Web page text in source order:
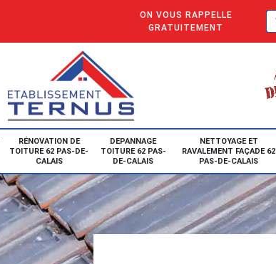
ON VOUS RAPPELLE
GRATUITEMENT
RÉNOVATION DE
TOITURE 62 PAS-DE-
CALAIS
DEPANNAGE
TOITURE 62 PAS-
DE-CALAIS
NETTOYAGE ET
RAVALEMENT FAÇADE 62
PAS-DE-CALAIS